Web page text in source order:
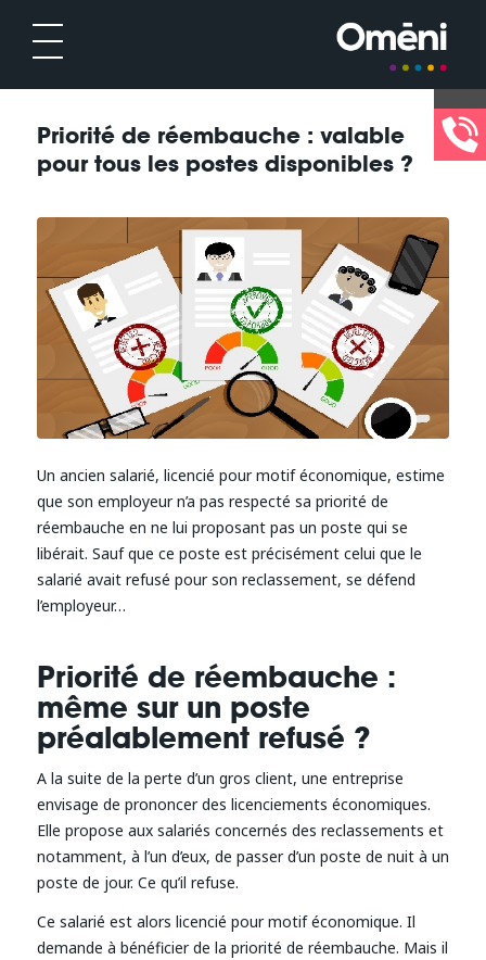
Priorité de réembauche : valable
pour tous les postes disponibles ?
Un ancien salarié, licencié pour motif économique, estime
que son employeur n’a pas respecté sa priorité de
réembauche en ne lui proposant pas un poste qui se
libérait. Sauf que ce poste est précisément celui que le
salarié avait refusé pour son reclassement, se défend
l’employeur…
Priorité de réembauche :
même sur un poste
préalablement refusé ?
A la suite de la perte d’un gros client, une entreprise
envisage de prononcer des licenciements économiques.
Elle propose aux salariés concernés des reclassements et
notamment, à l’un d’eux, de passer d’un poste de nuit à un
poste de jour. Ce qu’il refuse.
Ce salarié est alors licencié pour motif économique. Il
demande à bénéficier de la priorité de réembauche. Mais il